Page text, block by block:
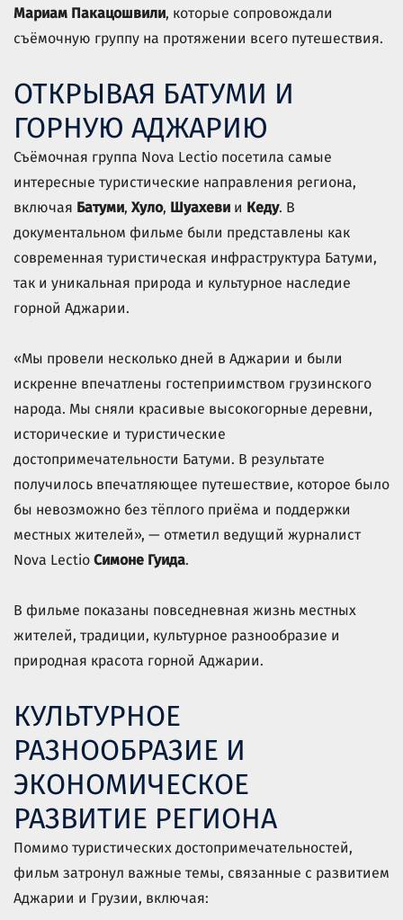
Мариам Пакацошвили, которые сопровождали
съёмочную группу на протяжении всего путешествия.
ОТКРЫВАЯ БАТУМИ И
ГОРНУЮ АДЖАРИЮ
Съёмочная группа Nova Lectio посетила самые
интересные туристические направления региона,
включая Батуми, Хуло, Шуахеви и Кеду. В
документальном фильме были представлены как
современная туристическая инфраструктура Батуми,
так и уникальная природа и культурное наследие
горной Аджарии.
«Мы провели несколько дней в Аджарии и были
искренне впечатлены гостеприимством грузинского
народа. Мы сняли красивые высокогорные деревни,
исторические и туристические
достопримечательности Батуми. В результате
получилось впечатляющее путешествие, которое было
бы невозможно без тёплого приёма и поддержки
местных жителей», — отметил ведущий журналист
Nova Lectio Симоне Гуида.
В фильме показаны повседневная жизнь местных
жителей, традиции, культурное разнообразие и
природная красота горной Аджарии.
КУЛЬТУРНОЕ
РАЗНООБРАЗИЕ И
ЭКОНОМИЧЕСКОЕ
РАЗВИТИЕ РЕГИОНА
Помимо туристических достопримечательностей,
фильм затронул важные темы, связанные с развитием
Аджарии и Грузии, включая: